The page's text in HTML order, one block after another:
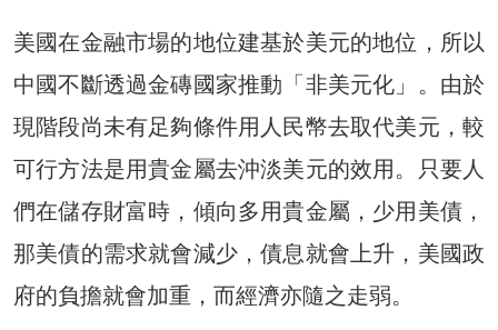
美國在金融市場的地位建基於美元的地位，所以
中國不斷透過金磚國家推動「非美元化」。由於
現階段尚未有足夠條件用人民幣去取代美元，較
可行方法是用貴金屬去沖淡美元的效用。只要人
們在儲存財富時，傾向多用貴金屬，少用美債，
那美債的需求就會減少，債息就會上升，美國政
府的負擔就會加重，而經濟亦隨之走弱。